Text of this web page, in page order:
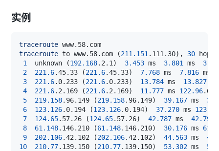
实例
traceroute
traceroute to www.58.com (211.151 .111.30) , 30 hops
1
  unknown
(192.168.2.1 ) 3.453 ms 3.801 ms
2
221.6.45.33 (221.6.45.33) 7.768 ms 7.816 ms
3
221.6.0.233 (221.6.0.233) 13.784 ms 13.827
4
221.6.2.169 (221.6.2.169) 11.777 ms 122.96
5
219.158.96.149 (219.158.96.149) 39.167 ms
6
123.126.0.194 (123.126.0.194) 37.270 ms
7
124.65.57.26 (124.65.57.26) 42.787 ms 42.799
8
61.148.146.210 (61.148.146.210) 30.176 ms
9
202.106.42.102 (202.106.42.102) 44.563 ms
10
210.77.139.150 (210.77.139.150) 53.302 ms